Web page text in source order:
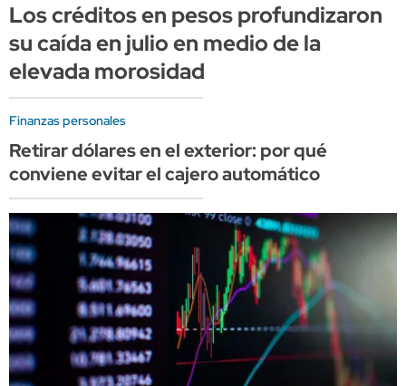
Los créditos en pesos profundizaron
su caída en julio en medio de la
elevada morosidad
Finanzas personales
Retirar dólares en el exterior: por qué
conviene evitar el cajero automático